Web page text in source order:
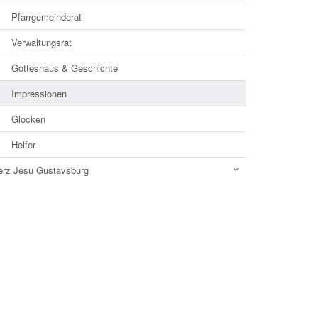
Pfarrgemeinderat
Verwaltungsrat
Gotteshaus & Geschichte
Impressionen
Glocken
Helfer
Jesu Gustavsburg